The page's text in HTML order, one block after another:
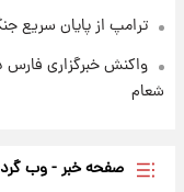
ترامپ از پایان سریع
واکنش خبرگزاری فارس
شعام
صفحه خبر - وب